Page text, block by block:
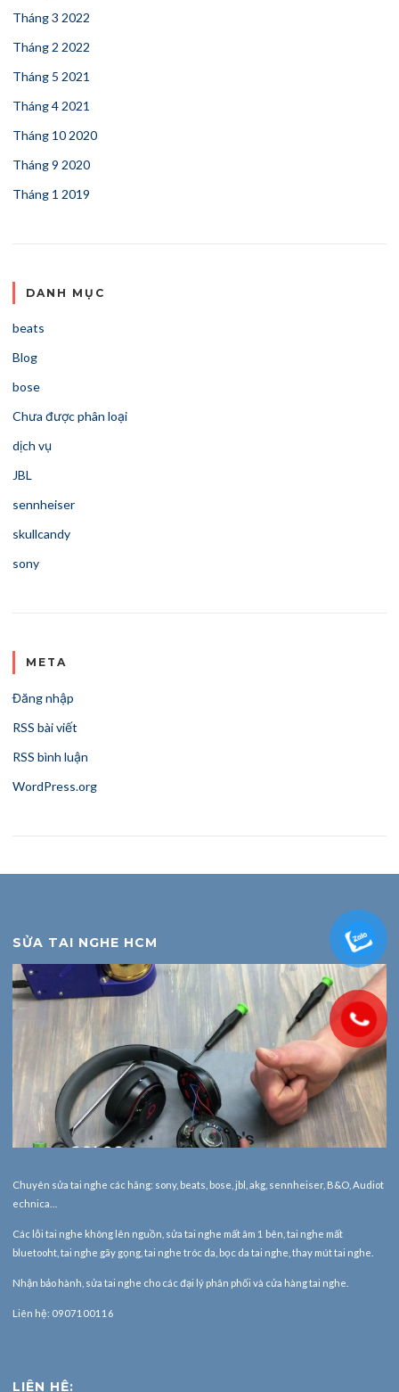
Tháng 3 2022
Tháng 2 2022
Tháng 5 2021
Tháng 4 2021
Tháng 10 2020
Tháng 9 2020
Tháng 1 2019
DANH MỤC
beats
Blog
bose
Chưa được phân loại
dịch vụ
JBL
sennheiser
skullcandy
sony
META
Đăng nhập
RSS bài viết
RSS bình luận
WordPress.org
SỬA TAI NGHE HCM
Chuyên sửa tai nghe các hãng: sony, beats, bose, jbl, akg, sennheiser, B&O, Audiot
echnica…
Các lỗi tai nghe không lên nguồn, sửa tai nghe mất âm 1 bên, tai nghe mất
bluetooht, tai nghe gãy gọng, tai nghe tróc da, bọc da tai nghe, thay mút tai nghe.
Nhận bảo hành, sửa tai nghe cho các đại lý phân phối và cửa hàng tai nghe.
Liên hệ: 0907100116
LIÊN HỆ: